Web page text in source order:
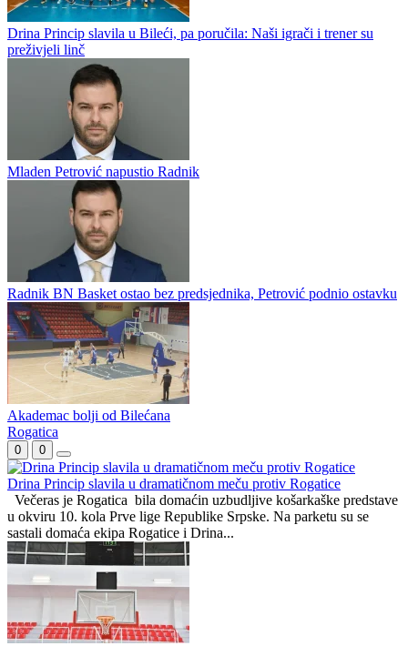
Drina Princip slavila u Bileći, pa poručila: Naši igrači i trener su
preživjeli linč
Mladen Petrović napustio Radnik
Radnik BN Basket ostao bez predsjednika, Petrović podnio ostavku
Akademac bolji od Bilećana
Rogatica
0 0
Drina Princip slavila u dramatičnom meču protiv Rogatice
Večeras je Rogatica bila domaćin uzbudljive košarkaške predstave
u okviru 10. kola Prve lige Republike Srpske. Na parketu su se
sastali domaća ekipa Rogatice i Drina...